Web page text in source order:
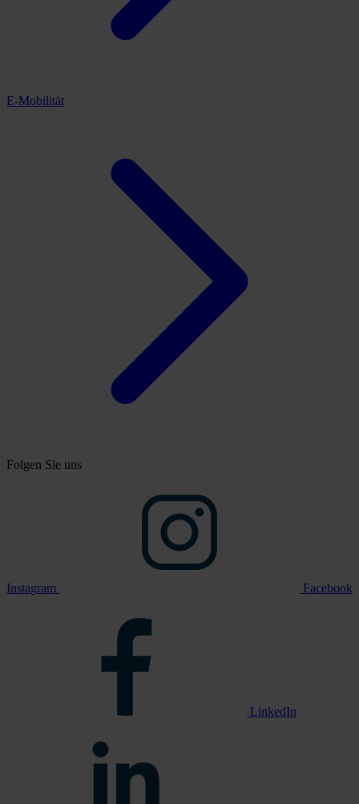
E-Mobilität
Folgen Sie uns
Instagram Facebook
LinkedIn